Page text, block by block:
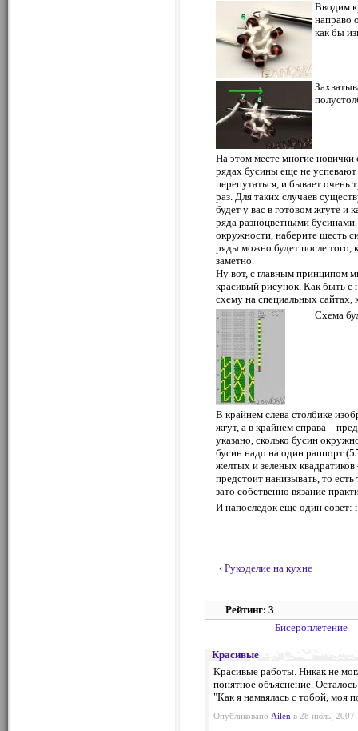
Вводим
направо
как бы
На этом месте многие
рядах бусины еще не
перепутаться, и бывает очень
раз. Для таких случаев
будет у вас в готовом жгуте и
ряда разноцветными
окружности, наберите шесть
ряды можно будет после того,
заметно.
Ну вот, с главным принципом
красивый рисунок. Как быть
схему на специальных сайтах,
Схема
В крайнем слева столбике
жгут, а в крайнем справа –
указано, сколько бусин
бусин надо на один раппорт
желтых и зеленых
предстоит нанизывать, то
зато собственно вязание
И напоследок еще один совет:
‹ Рукоделие на кухне
Рейтинг: 3
Бисероплетение
Красивые
Красивые работы. Никак не
понятное объяснение.
"Как я намаялась с тобой, моя
Опубликовано Ailen в 28 июль,